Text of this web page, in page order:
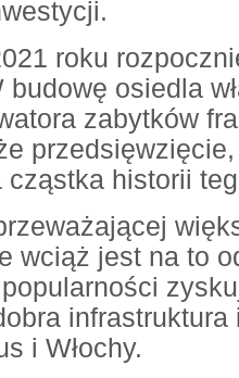
roku
osiedla
zabytków
historii
wciąż jest na to
i Włochy.